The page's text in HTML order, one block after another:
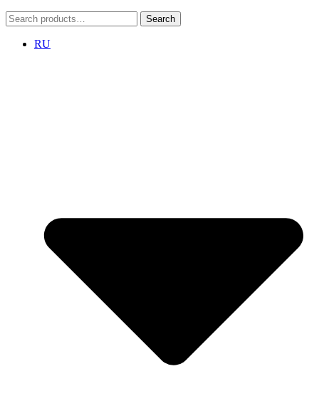
Search
for:
Search
RU